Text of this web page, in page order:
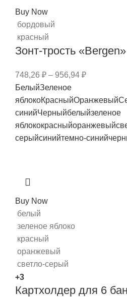
Buy Now
бордовый
красный
Зонт-трость «Bergen»
748,26 ₽ – 956,94 ₽
БелыйЗеленое
яблокоКрасныйОранжевый
синийЧерныйбелыйзеленое
яблококрасныйоранжевый
серыйсинийтемно-синий
Buy Now
белый
зеленое яблоко
красный
оранжевый
светло-серый
+3
Картхолдер для 6